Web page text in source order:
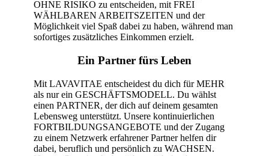
OHNE RISIKO zu entscheiden, mit FREI
WÄHLBAREN ARBEITSZEITEN und der
Möglichkeit viel Spaß dabei zu haben, während man
sofortiges zusätzliches Einkommen erzielt.
Ein Partner fürs Leben
Mit LAVAVITAE entscheidest du dich für MEHR
als nur ein GESCHÄFTSMODELL. Du wählst
einen PARTNER, der dich auf deinem gesamten
Lebensweg unterstützt. Unsere kontinuierlichen
FORTBILDUNGSANGEBOTE und der Zugang
zu einem Netzwerk erfahrener Partner helfen dir
dabei, beruflich und persönlich zu WACHSEN.